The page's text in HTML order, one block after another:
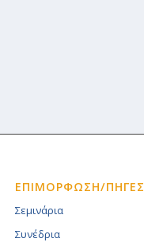
ΕΠΙΜΟΡΦΩΣΗ/ΠΗΓΕΣ
Σεμινάρια
Συνέδρια